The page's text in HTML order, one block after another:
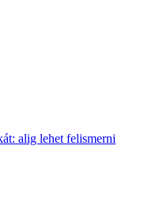
alig lehet felismerni